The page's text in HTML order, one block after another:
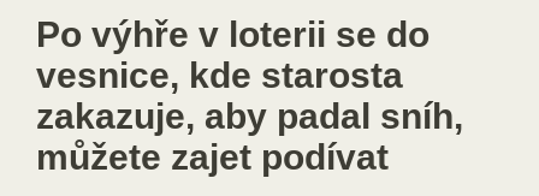
Po výhře v loterii se do
vesnice, kde starosta
zakazuje, aby padal sníh,
můžete zajet podívat